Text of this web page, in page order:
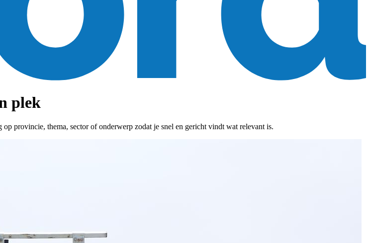
plek
provincie, thema, sector of onderwerp zodat je snel en gericht vindt wat relevant is.